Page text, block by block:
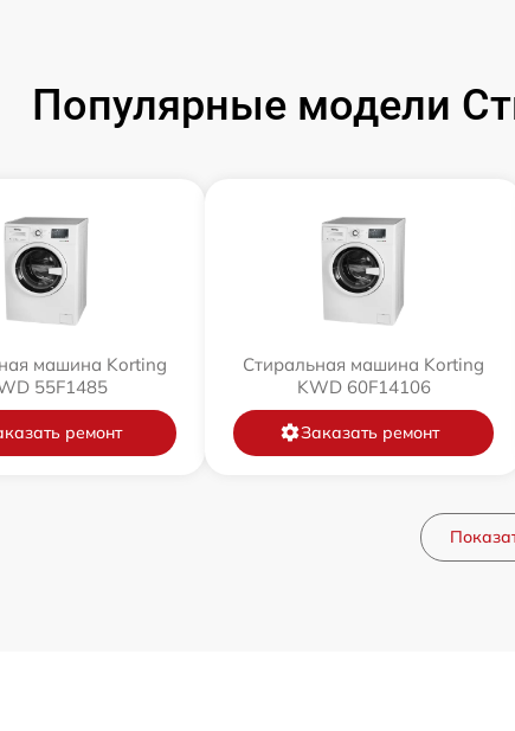
Популярные модели
машина Korting
55F1485
ремонт
Стиральная машина Korting
KWD 60F14106
Заказать ремонт